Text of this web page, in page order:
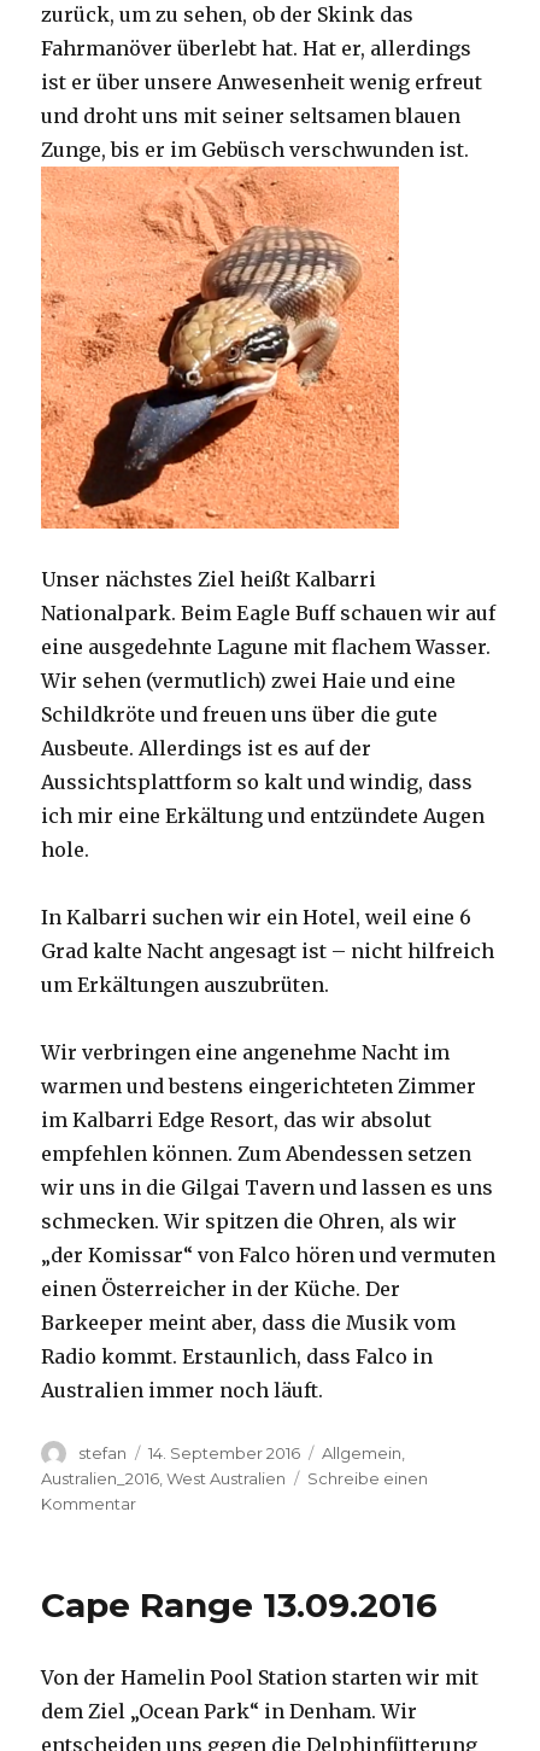
zurück, um zu sehen, ob der Skink das
Fahrmanöver überlebt hat. Hat er, allerdings
ist er über unsere Anwesenheit wenig erfreut
und droht uns mit seiner seltsamen blauen
Zunge, bis er im Gebüsch verschwunden ist.
Unser nächstes Ziel heißt Kalbarri
Nationalpark. Beim Eagle Buff schauen wir auf
eine ausgedehnte Lagune mit flachem Wasser.
Wir sehen (vermutlich) zwei Haie und eine
Schildkröte und freuen uns über die gute
Ausbeute. Allerdings ist es auf der
Aussichtsplattform so kalt und windig, dass
ich mir eine Erkältung und entzündete Augen
hole.
In Kalbarri suchen wir ein Hotel, weil eine 6
Grad kalte Nacht angesagt ist – nicht hilfreich
um Erkältungen auszubrüten.
Wir verbringen eine angenehme Nacht im
warmen und bestens eingerichteten Zimmer
im Kalbarri Edge Resort, das wir absolut
empfehlen können. Zum Abendessen setzen
wir uns in die Gilgai Tavern und lassen es uns
schmecken. Wir spitzen die Ohren, als wir
„der Komissar“ von Falco hören und vermuten
einen Österreicher in der Küche. Der
Barkeeper meint aber, dass die Musik vom
Radio kommt. Erstaunlich, dass Falco in
Australien immer noch läuft.
Autor
stefan
Veröffentlicht
am
14. September 2016 Kategorien
Allgemein
Australien_2016 ,West Australien
Schreibe einen
Kommentarzu
Cape Range 13.09.2016
Von der Hamelin Pool Station starten wir mit
dem Ziel „Ocean Park“ in Denham. Wir
entscheiden uns gegen die Delphinfütterung